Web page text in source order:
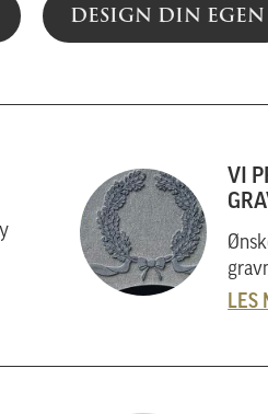
DESIGN DIN EGEN
VI
LES